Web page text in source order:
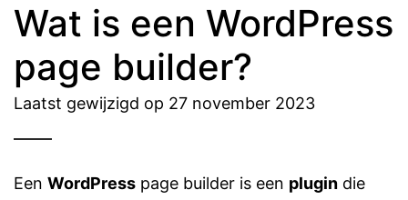
Wat is een WordPress
page builder?
Laatst gewijzigd op 27 november 2023
Een WordPress page builder is een plugin die